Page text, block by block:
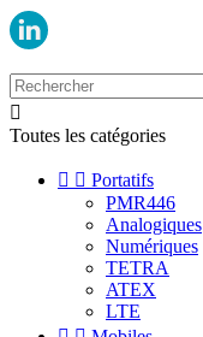

Toutes les catégories
  Portatifs
PMR446
Analogiques
Numériques
TETRA
ATEX
LTE